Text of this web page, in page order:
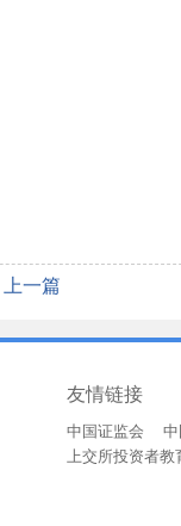
上一篇
友情链接
中国证监会
上交所投资者教